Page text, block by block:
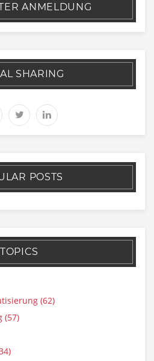
ANMELDUNG
SHARING
POSTS
TOPICS
(62)
(57)